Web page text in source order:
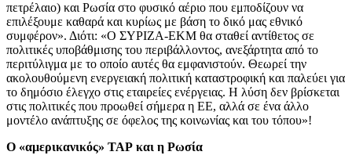
πετρέλαιο) και Ρωσία στο φυσικό αέριο που εμποδίζουν να
επιλέξουμε καθαρά και κυρίως με βάση το δικό μας εθνικό
συμφέρον». Διότι: «Ο ΣΥΡΙΖΑ-ΕΚΜ θα σταθεί αντίθετος σε
πολιτικές υποβάθμισης του περιβάλλοντος, ανεξάρτητα από το
περιτύλιγμα με το οποίο αυτές θα εμφανιστούν. Θεωρεί την
ακολουθούμενη ενεργειακή πολιτική καταστροφική και παλεύει για
το δημόσιο έλεγχο στις εταιρείες ενέργειας. Η λύση δεν βρίσκεται
στις πολιτικές που προωθεί σήμερα η ΕΕ, αλλά σε ένα άλλο
μοντέλο ανάπτυξης σε όφελος της κοινωνίας και του τόπου»!
Ο «αμερικανικός» TAP και η Ρωσία